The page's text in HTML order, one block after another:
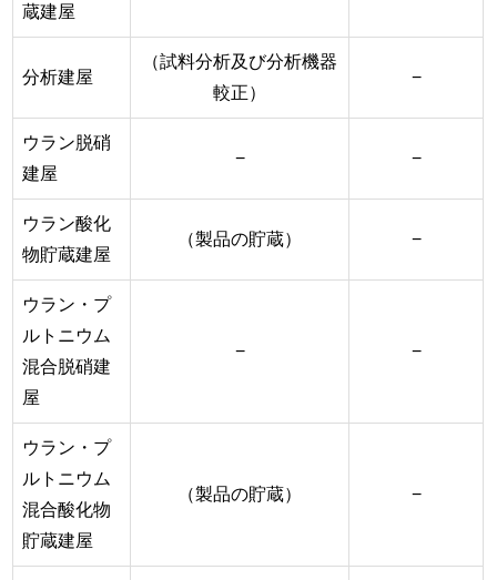
蔵建屋
分析建屋
（試料分析及び分析機器
較正）
−
ウラン脱硝
建屋
− −
ウラン酸化
物貯蔵建屋
（製品の貯蔵） −
ウラン・プ
ルトニウム
混合脱硝建
屋
− −
ウラン・プ
ルトニウム
混合酸化物
貯蔵建屋
（製品の貯蔵） −